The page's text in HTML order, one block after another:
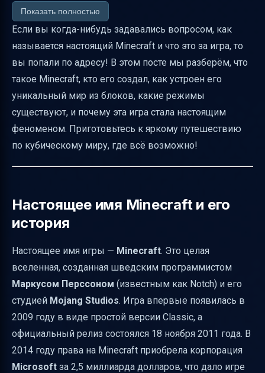
Основные механики: добыча, крафт и
размещение блоков
Режимы игры: выживание и творчество
Здоровье, сытость, опыт и броня
Редстоун и логические схемы
Мобы и их особенности
Измерения: Нижний мир и Край
Образовательное применение Minecraft
Education Edition
Влияние сообщества и пользовательский
контент
Масштабы и популярность
Краткая таблица основных фактов
Как начать играть в настоящий Minecraft
Итог
Полезные ссылки
Показать полностью
Если вы когда-нибудь задавались вопросом, как
называется настоящий Minecraft и что это за игра, то
вы попали по адресу! В этом посте мы разберём, что
такое Minecraft, кто его создал, как устроен его
уникальный мир из блоков, какие режимы
существуют, и почему эта игра стала настоящим
феноменом. Приготовьтесь к яркому путешествию
по кубическому миру, где всё возможно!
Настоящее имя Minecraft и его
история
Настоящее имя игры — Minecraft. Это целая
вселенная, созданная шведским программистом
Маркусом Перссоном (известным как Notch) и его
студией Mojang Studios. Игра впервые появилась в
2009 году в виде простой версии Classic, а
официальный релиз состоялся 18 ноября 2011 года. В
2014 году права на Minecraft приобрела корпорация
Microsoft за 2,5 миллиарда долларов, что дало игре